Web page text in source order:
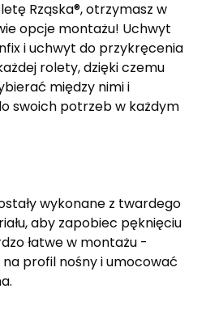
Rząska®, otrzymasz w
opcje montażu! Uchwyt
i uchwyt do przykręcenia
rolety, dzięki czemu
między nimi i
swoich potrzeb w każdym
wykonane z twardego
aby zapobiec pęknięciu
łatwe w montażu -
profil nośny i umocować